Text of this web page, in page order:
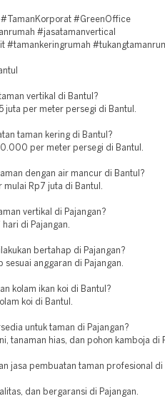
#GreenOffice
#jasatamanvertical
#tamankeringrumah
vertikal di Bantul?
juta per meter persegi di Bantul.
taman kering di Bantul?
per meter persegi di Bantul.
dengan air mancur di Bantul?
Rp7 juta di Bantul.
vertikal di Pajangan?
di Pajangan.
bertahap di Pajangan?
anggaran di Pajangan.
kolam ikan koi di Bantul?
koi di Bantul.
untuk taman di Pajangan?
tanaman hias, dan pohon kamboja di
jasa pembuatan taman profesional di
dan bergaransi di Pajangan.